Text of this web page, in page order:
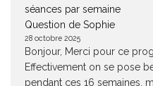
séances par semaine
Question de Sophie
28 octobre 2025
Bonjour, Merci pour ce
Effectivement on se pose
pendant ces 16 semaines,